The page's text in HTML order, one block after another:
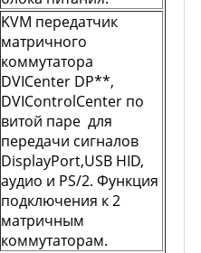
KVM передатчик
матричного
коммутатора
DVICenter DP**,
DVIControlCenter по
витой паре для
передачи сигналов
DisplayPort,USB HID,
аудио и PS/2. Функция
подключения к 2
матричным
коммутаторам.